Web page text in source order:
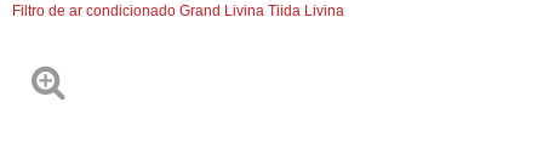
Filtro de ar condicionado Grand Livina Tiida Livina